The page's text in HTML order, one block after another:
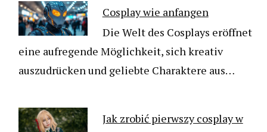
Cosplay wie anfangen
Die Welt des Cosplays eröffnet
eine aufregende Möglichkeit, sich kreativ
auszudrücken und geliebte Charaktere aus…
Jak zrobić pierwszy cosplay w